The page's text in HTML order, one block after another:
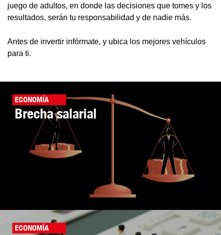
juego de adultos, en donde las decisiones que tomes y los
resultados, serán tu responsabilidad y de nadie más.
Antes de invertir infórmate, y ubica los mejores vehículos
para ti.
ECONOMÍA
Brecha salarial
ECONOMÍA